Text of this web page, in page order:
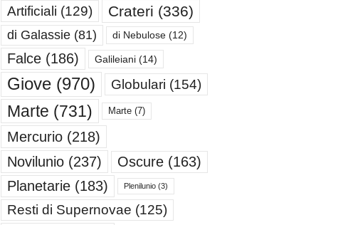
Artificiali (129) Crateri (336)
di Galassie(81) di Nebulose(12)
Falce(186) Galileiani(14)
Giove(970) Globulari (154)
Marte (731) Marte(7)
Mercurio(218)
Novilunio(237) Oscure(163)
Planetarie(183) Plenilunio(3)
Resti di Supernovae (125)